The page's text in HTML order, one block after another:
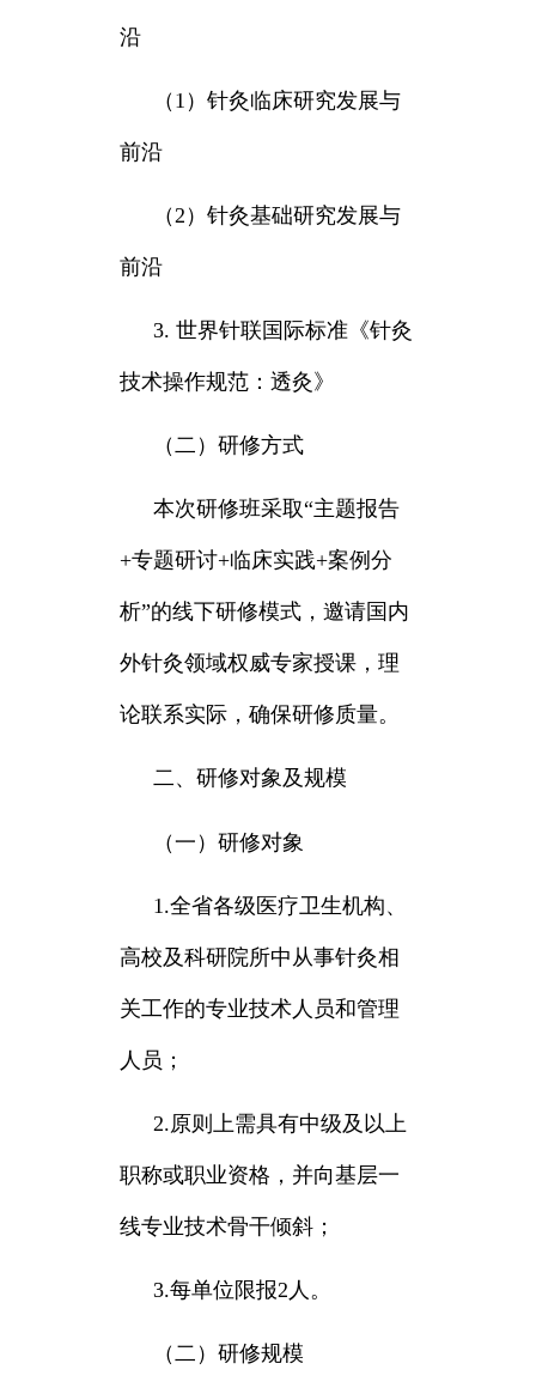
沿
（1）针灸临床研究发展与
前沿
（2）针灸基础研究发展与
前沿
3. 世界针联国际标准《针灸
技术操作规范：透灸》
（二）研修方式
本次研修班采取“主题报告
+专题研讨+临床实践+案例分
析”的线下研修模式，邀请国内
外针灸领域权威专家授课，理
论联系实际，确保研修质量。
二、研修对象及规模
（一）研修对象
1.全省各级医疗卫生机构、
高校及科研院所中从事针灸相
关工作的专业技术人员和管理
人员；
2.原则上需具有中级及以上
职称或职业资格，并向基层一
线专业技术骨干倾斜；
3.每单位限报2人。
（二）研修规模